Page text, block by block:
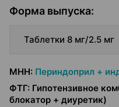
Форма выпуска:
Таблетки 8 мг/2.5 мг
МНН: Периндоприл +
ФТГ: Гипотензивное
блокатор + диуретик)